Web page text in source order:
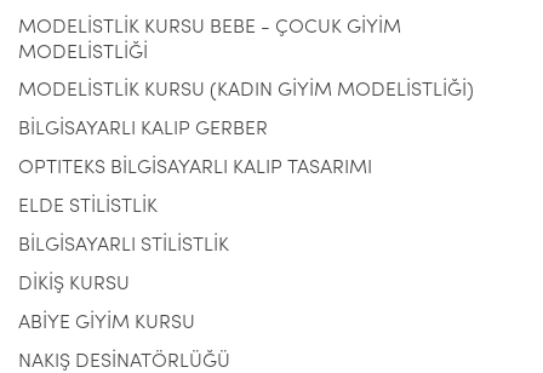
MODELİSTLİK KURSU BEBE - ÇOCUK GİYİM
MODELİSTLİĞİ
MODELİSTLİK KURSU (KADIN GİYİM MODELİSTLİĞİ)
BİLGİSAYARLI KALIP GERBER
OPTITEKS BİLGİSAYARLI KALIP TASARIMI
ELDE STİLİSTLİK
BİLGİSAYARLI STİLİSTLİK
DİKİŞ KURSU
ABİYE GİYİM KURSU
NAKIŞ DESİNATÖRLÜĞÜ